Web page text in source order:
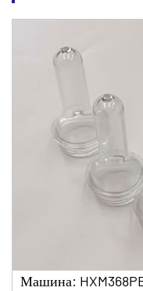
Машина: